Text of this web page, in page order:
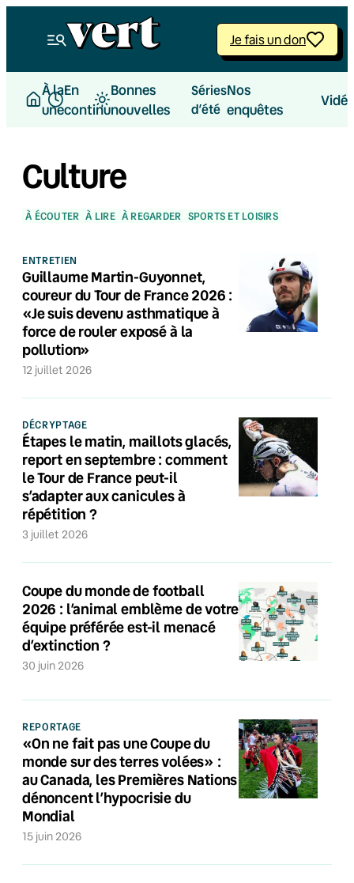
Je fais un don
À la
une
En
continu
Bonnes
nouvelles
Séries
d’été
Nos
enquêtes
Culture
À ÉCOUTER À LIRE À REGARDER SPORTS ET LOISIRS
ENTRETIEN
Guillaume Martin-Guyonnet,
coureur du Tour de France 2026 :
«Je suis devenu asthmatique à
force de rouler exposé à la
pollution»
12 juillet 2026
DÉCRYPTAGE
Étapes le matin, maillots glacés,
report en septembre : comment
le Tour de France peut-il
s’adapter aux canicules à
répétition ?
3 juillet 2026
Coupe du monde de football
2026 : l’animal emblème de votre
équipe préférée est-il menacé
d’extinction ?
30 juin 2026
REPORTAGE
«On ne fait pas une Coupe du
monde sur des terres volées» :
au Canada, les Premières Nations
dénoncent l’hypocrisie du
Mondial
15 juin 2026